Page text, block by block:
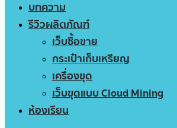
บทความ
รีวิวผลิตภัณฑ์
เว็บซื้อขาย
กระเป๋าเก็บเหรียญ
เครื่องขุด
เว็บขุดแบบ Cloud Mining
ห้องเรียน